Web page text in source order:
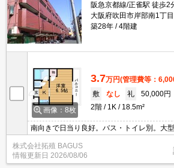
阪急京都線/正雀駅 徒歩2
大阪府吹田市岸部南1丁目
築28年
4階建
画像：8枚
3.7万円(管理費等：
敷
なし 礼
50,000円
2階
1K 18.5m²
南向きで日当り良好。バス・トイレ別。大
ンターネット無料！！
株式会社拓殖 BAGUS
情報更新日 2026/08/06